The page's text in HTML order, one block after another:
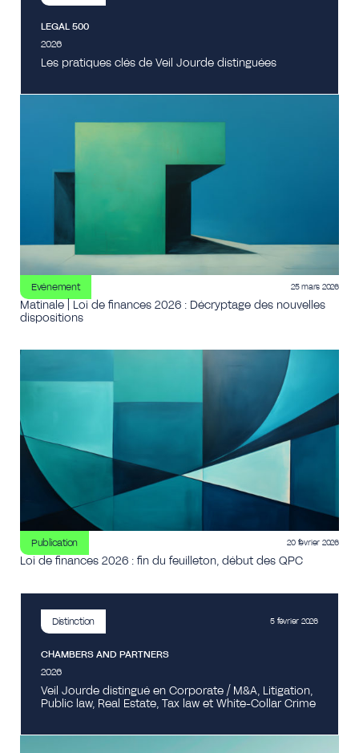
LEGAL 500
2026
Les pratiques clés de Veil Jourde distinguées
Evénement 25 mars 2026
Matinale | Loi de finances 2026 : Décryptage des nouvelles
dispositions
Publication 20 février 2026
Loi de finances 2026 : fin du feuilleton, début des QPC
Distinction 5 février 2026
CHAMBERS AND PARTNERS
2026
Veil Jourde distingué en Corporate / M&A, Litigation,
Public law, Real Estate, Tax law et White-Collar Crime